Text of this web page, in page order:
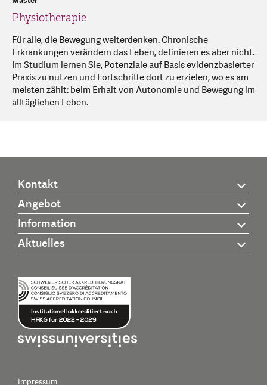
Physiotherapie
Für alle, die Bewegung weiterdenken. Chronische
Erkrankungen verändern das Leben, definieren es aber nicht.
Im Studium lernen Sie, Potenziale auf Basis evidenzbasierter
Praxis zu nutzen und Fortschritte dort zu erzielen, wo es am
meisten zählt: beim Erhalt von Autonomie und Bewegung im
alltäglichen Leben.
Kontakt
Angebot
Information
Aktuelles
Impressum